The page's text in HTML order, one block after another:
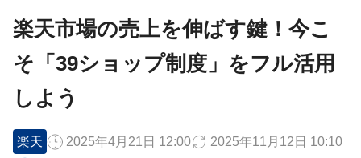
楽天市場の売上を伸ばす鍵！今こ
そ「39ショップ制度」をフル活用
しよう
楽天 2025年4月21日 12:00
2025年11月12日 10:10